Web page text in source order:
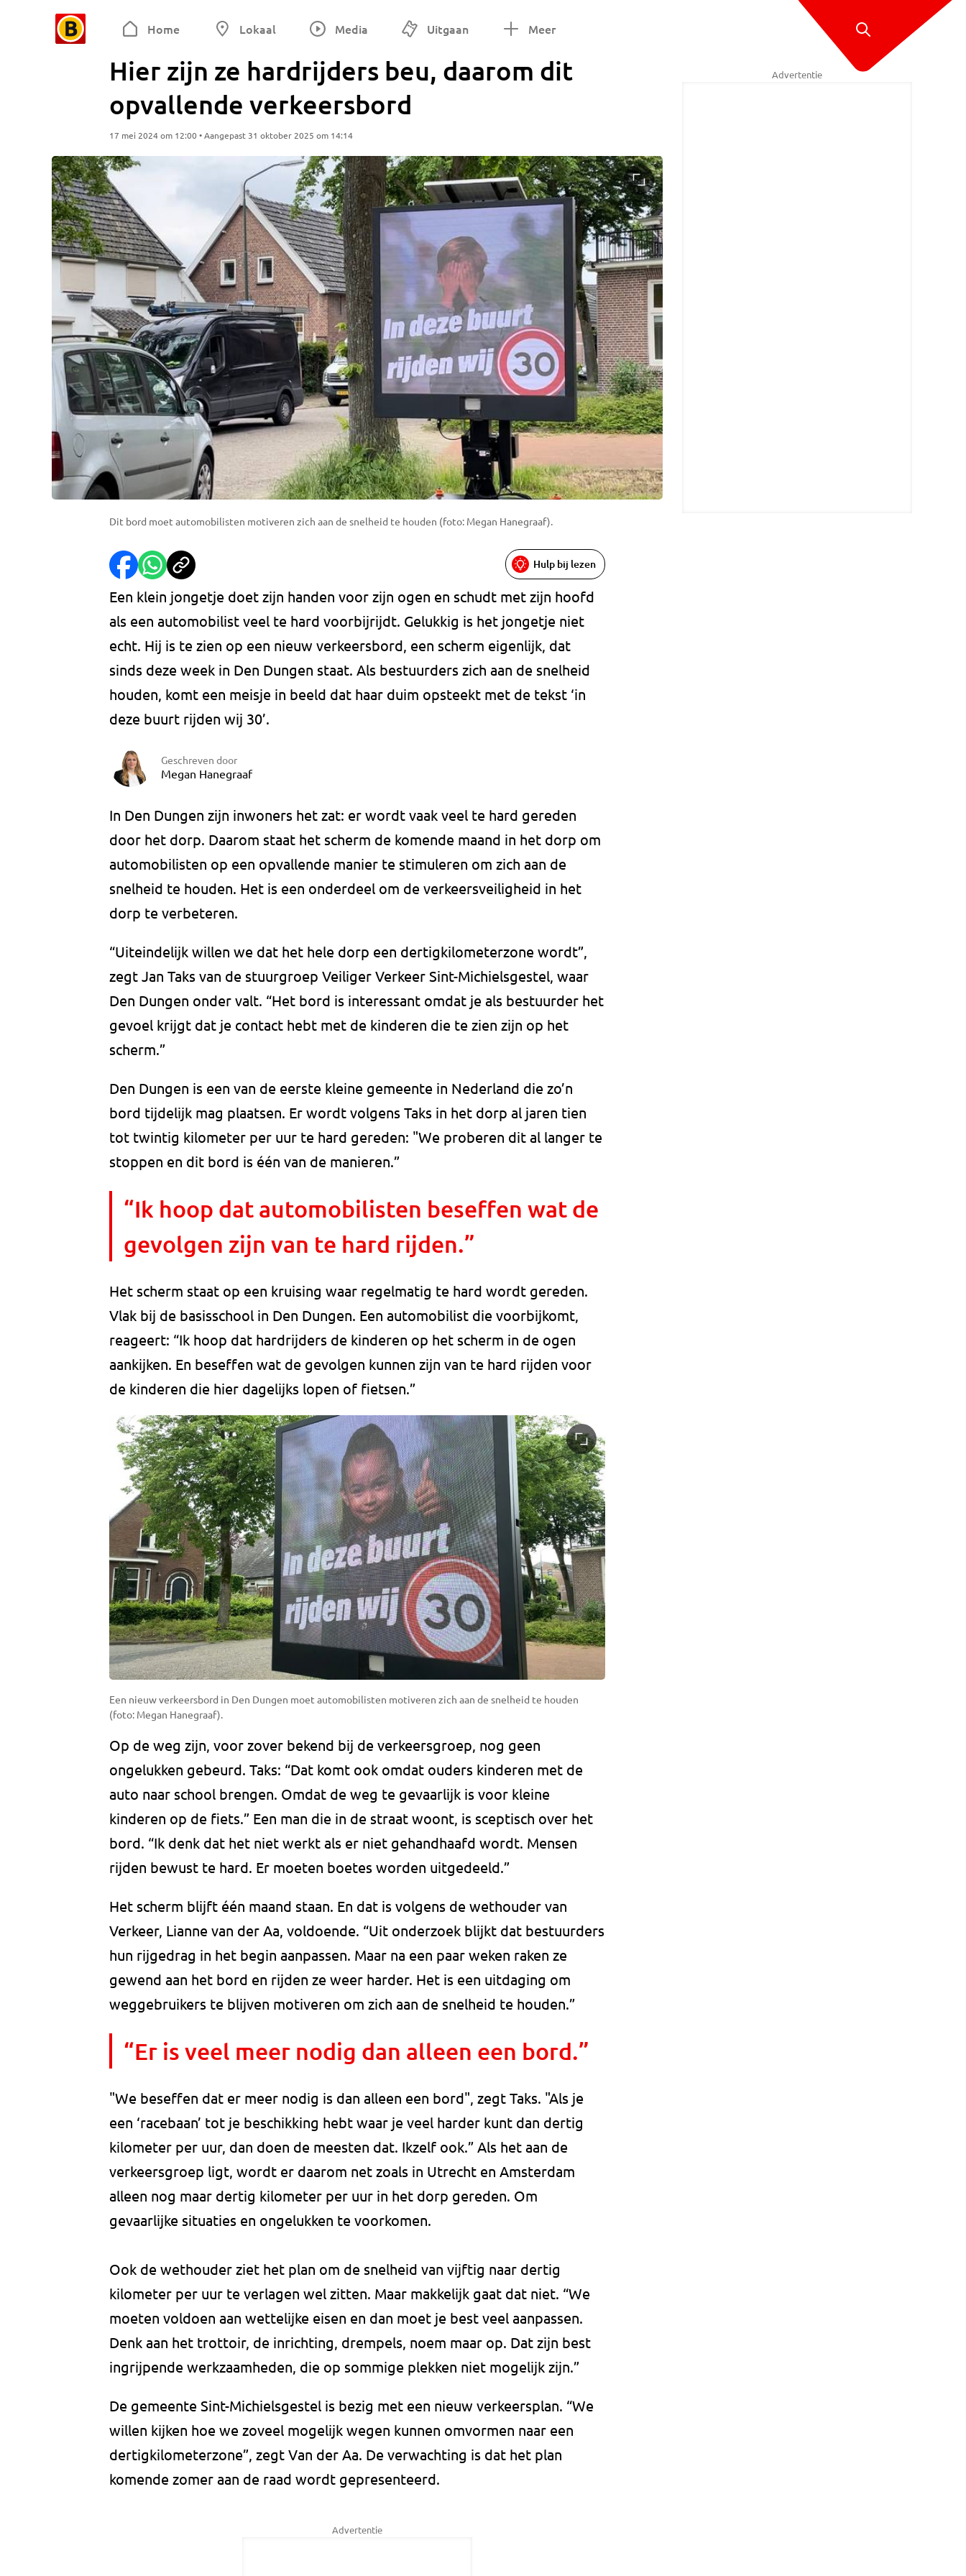
Home Lokaal Media Uitgaan Meer
Hier zijn ze hardrijders beu, daarom dit
opvallende verkeersbord
17 mei 2024 om 12:00 • Aangepast 31 oktober 2025 om 14:14
Dit bord moet automobilisten motiveren zich aan de snelheid te houden (foto: Megan Hanegraaf).
Hulp bij lezen
Een klein jongetje doet zijn handen voor zijn ogen en schudt met zijn hoofd
als een automobilist veel te hard voorbijrijdt. Gelukkig is het jongetje niet
echt. Hij is te zien op een nieuw verkeersbord, een scherm eigenlijk, dat
sinds deze week in Den Dungen staat. Als bestuurders zich aan de snelheid
houden, komt een meisje in beeld dat haar duim opsteekt met de tekst ‘in
deze buurt rijden wij 30’.
Geschreven door
Megan Hanegraaf
In Den Dungen zijn inwoners het zat: er wordt vaak veel te hard gereden
door het dorp. Daarom staat het scherm de komende maand in het dorp om
automobilisten op een opvallende manier te stimuleren om zich aan de
snelheid te houden. Het is een onderdeel om de verkeersveiligheid in het
dorp te verbeteren.
“Uiteindelijk willen we dat het hele dorp een dertigkilometerzone wordt”,
zegt Jan Taks van de stuurgroep Veiliger Verkeer Sint-Michielsgestel, waar
Den Dungen onder valt. “Het bord is interessant omdat je als bestuurder het
gevoel krijgt dat je contact hebt met de kinderen die te zien zijn op het
scherm.”
Den Dungen is een van de eerste kleine gemeente in Nederland die zo’n
bord tijdelijk mag plaatsen. Er wordt volgens Taks in het dorp al jaren tien
tot twintig kilometer per uur te hard gereden: "We proberen dit al langer te
stoppen en dit bord is één van de manieren.”
“Ik hoop dat automobilisten beseffen wat de
gevolgen zijn van te hard rijden.”
Het scherm staat op een kruising waar regelmatig te hard wordt gereden.
Vlak bij de basisschool in Den Dungen. Een automobilist die voorbijkomt,
reageert: “Ik hoop dat hardrijders de kinderen op het scherm in de ogen
aankijken. En beseffen wat de gevolgen kunnen zijn van te hard rijden voor
de kinderen die hier dagelijks lopen of fietsen.”
Een nieuw verkeersbord in Den Dungen moet automobilisten motiveren zich aan de snelheid te houden
(foto: Megan Hanegraaf).
Op de weg zijn, voor zover bekend bij de verkeersgroep, nog geen
ongelukken gebeurd. Taks: “Dat komt ook omdat ouders kinderen met de
auto naar school brengen. Omdat de weg te gevaarlijk is voor kleine
kinderen op de fiets.” Een man die in de straat woont, is sceptisch over het
bord. “Ik denk dat het niet werkt als er niet gehandhaafd wordt. Mensen
rijden bewust te hard. Er moeten boetes worden uitgedeeld.”
Het scherm blijft één maand staan. En dat is volgens de wethouder van
Verkeer, Lianne van der Aa, voldoende. “Uit onderzoek blijkt dat bestuurders
hun rijgedrag in het begin aanpassen. Maar na een paar weken raken ze
gewend aan het bord en rijden ze weer harder. Het is een uitdaging om
weggebruikers te blijven motiveren om zich aan de snelheid te houden.”
“Er is veel meer nodig dan alleen een bord.”
"We beseffen dat er meer nodig is dan alleen een bord", zegt Taks. "Als je
een ‘racebaan’ tot je beschikking hebt waar je veel harder kunt dan dertig
kilometer per uur, dan doen de meesten dat. Ikzelf ook.” Als het aan de
verkeersgroep ligt, wordt er daarom net zoals in Utrecht en Amsterdam
alleen nog maar dertig kilometer per uur in het dorp gereden. Om
gevaarlijke situaties en ongelukken te voorkomen.
Ook de wethouder ziet het plan om de snelheid van vijftig naar dertig
kilometer per uur te verlagen wel zitten. Maar makkelijk gaat dat niet. “We
moeten voldoen aan wettelijke eisen en dan moet je best veel aanpassen.
Denk aan het trottoir, de inrichting, drempels, noem maar op. Dat zijn best
ingrijpende werkzaamheden, die op sommige plekken niet mogelijk zijn.”
De gemeente Sint-Michielsgestel is bezig met een nieuw verkeersplan. “We
willen kijken hoe we zoveel mogelijk wegen kunnen omvormen naar een
dertigkilometerzone”, zegt Van der Aa. De verwachting is dat het plan
komende zomer aan de raad wordt gepresenteerd.
Advertentie
Advertentie